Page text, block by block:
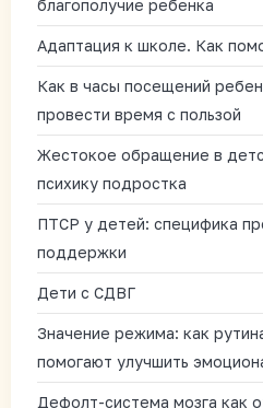
благополучие ребенка
Адаптация к школе. Как
Как в часы посещений
провести время с пользой
Жестокое обращение в
психику подростка
ПТСР у детей: специфика
поддержки
Дети с СДВГ
Значение режима: как
помогают улучшить
Дефолт-система мозга как